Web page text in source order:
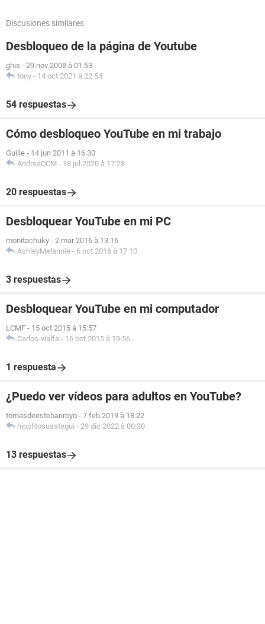
Discusiones similares
Desbloqueo de la página de Youtube
ghis - 29 nov 2008 à 01:53
tony - 14 oct 2021 à 22:54
54 respuestas
Cómo desbloqueo YouTube en mi trabajo
Guille - 14 jun 2011 à 16:30
AndreaCCM - 18 jul 2020 à 17:28
20 respuestas
Desbloquear YouTube en mi PC
monitachuky - 2 mar 2016 à 13:16
AshleyMelannie - 6 oct 2016 à 17:10
3 respuestas
Desbloquear YouTube en mi computador
LCMF - 15 oct 2015 à 15:57
Carlos-vialfa - 16 oct 2015 à 19:56
1 respuesta
¿Puedo ver vídeos para adultos en YouTube?
tomasdeestebanroyo - 7 feb 2019 à 18:22
hipolitosuastegui - 29 dic 2022 à 00:30
13 respuestas